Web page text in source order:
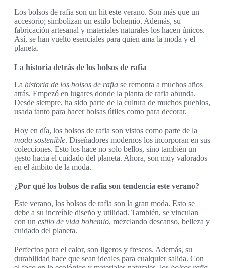
Los bolsos de rafia son un hit este verano. Son más que un
accesorio; simbolizan un estilo bohemio. Además, su
fabricación artesanal y materiales naturales los hacen únicos.
Así, se han vuelto esenciales para quien ama la moda y el
planeta.
La historia detrás de los bolsos de rafia
La historia de los bolsos de rafia se remonta a muchos años
atrás. Empezó en lugares donde la planta de rafia abunda.
Desde siempre, ha sido parte de la cultura de muchos pueblos,
usada tanto para hacer bolsas útiles como para decorar.
Hoy en día, los bolsos de rafia son vistos como parte de la
moda sostenible. Diseñadores modernos los incorporan en sus
colecciones. Esto los hace no solo bellos, sino también un
gesto hacia el cuidado del planeta. Ahora, son muy valorados
en el ámbito de la moda.
¿Por qué los bolsos de rafia son tendencia este verano?
Este verano, los bolsos de rafia son la gran moda. Esto se
debe a su increíble diseño y utilidad. También, se vinculan
con un estilo de vida bohemio, mezclando descanso, belleza y
cuidado del planeta.
Perfectos para el calor, son ligeros y frescos. Además, su
durabilidad hace que sean ideales para cualquier salida. Con